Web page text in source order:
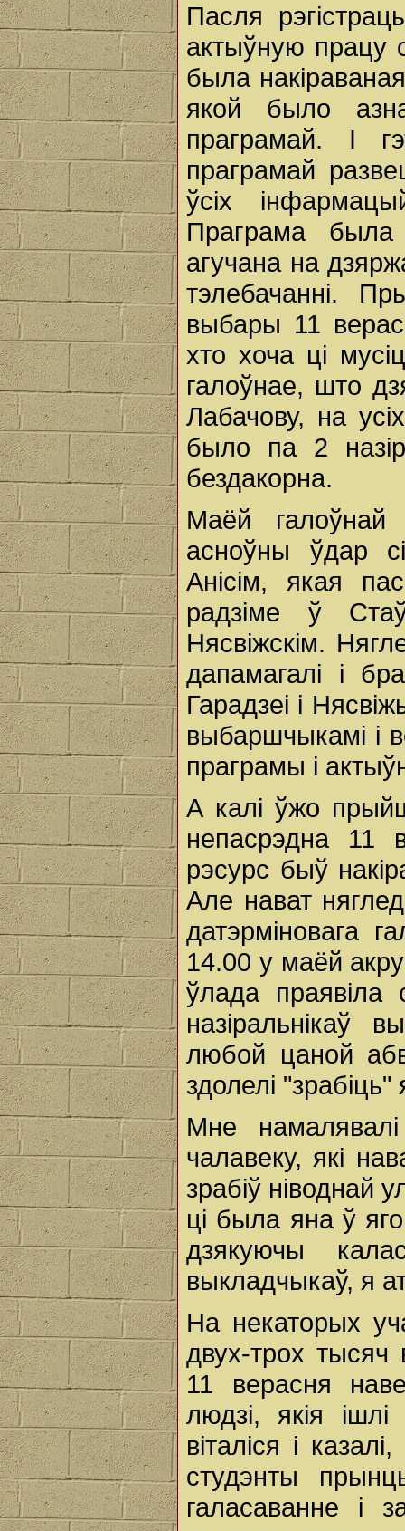
Пасля
актыўную працу
была
якой было
праграмай. І
праграмай
ўсіх
Праграма была
агучана на
тэлебачанні.
выбары 11
хто хоча ці
галоўнае, што
Лабачову, на
было па 2
бездакорна.
Маёй
асноўны ўдар
Анісім, якая
радзіме ў
Нясвіжскім.
дапамагалі і
Гарадзеі і
выбаршчыкамі і
праграмы і
А калі ўжо
непасрэдна 11
рэсурс быў
Але нават
датэрміновага
14.00 у маёй
ўлада праявіла
назіральнікаў
любой цаной
здолелі
Мне
чалавеку, які
зрабіў ніводнай
ці была яна ў яго
дзякуючы
выкладчыкаў, я
На некаторых
двух-трох
11 верасня
людзі, якія
віталіся і
студэнты
галасаванне і